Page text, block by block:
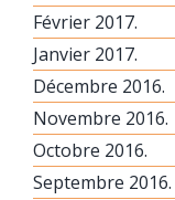
Février 2017.
Janvier 2017.
Décembre 2016.
Novembre 2016.
Octobre 2016.
Septembre 2016.